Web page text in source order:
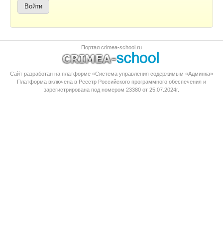
Портал crimea-school.ru
Сайт разработан на платформе «Система управления содержимым «Админка»
Платформа включена в Реестр Российского программного обеспечения и
зарегистрирована под номером 23380 от 25.07.2024г.